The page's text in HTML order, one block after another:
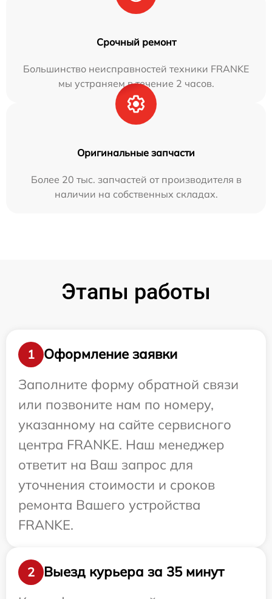
Срочный ремонт
Большинство неисправностей техники FRANKE
мы устраняем в течение 2 часов.
Оригинальные запчасти
Более 20 тыс. запчастей от производителя в
наличии на собственных складах.
Этапы работы
1
Оформление заявки
Заполните форму обратной связи
или позвоните нам по номеру,
указанному на сайте сервисного
центра FRANKE. Наш менеджер
ответит на Ваш запрос для
уточнения стоимости и сроков
ремонта Вашего устройства
FRANKE.
2
Выезд курьера за 35 минут